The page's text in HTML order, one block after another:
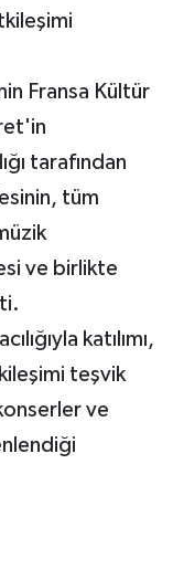
Fransa Kültür
tarafından
tüm
ve birlikte
katılımı,
teşvik
ve